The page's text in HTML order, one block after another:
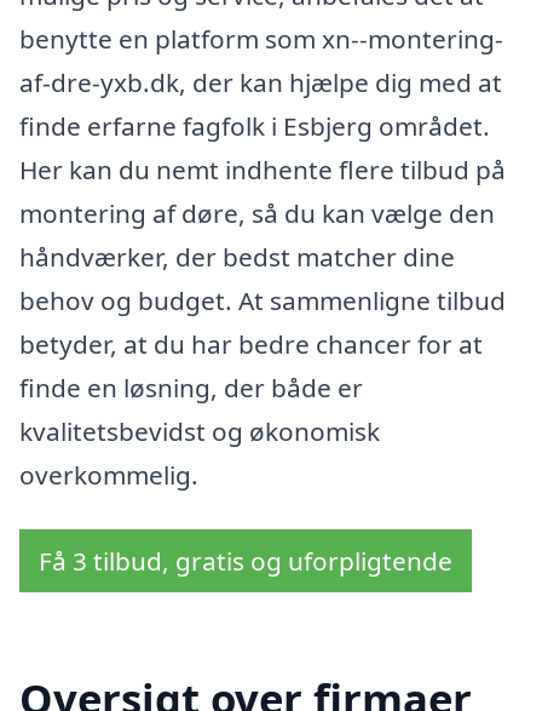
benytte en platform som xn--montering-
af-dre-yxb.dk, der kan hjælpe dig med at
finde erfarne fagfolk i Esbjerg området.
Her kan du nemt indhente flere tilbud på
montering af døre, så du kan vælge den
håndværker, der bedst matcher dine
behov og budget. At sammenligne tilbud
betyder, at du har bedre chancer for at
finde en løsning, der både er
kvalitetsbevidst og økonomisk
overkommelig.
Få 3 tilbud, gratis og uforpligtende
Oversigt over firmaer